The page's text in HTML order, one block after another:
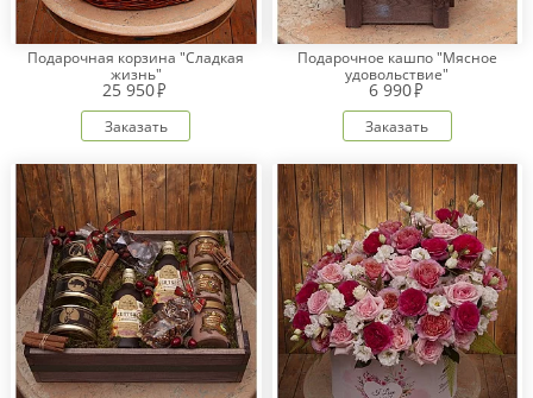
Подарочная корзина "Сладкая
жизнь"
25 950
Заказать
Подарочное кашпо "Мясное
удовольствие"
6 990
Заказать